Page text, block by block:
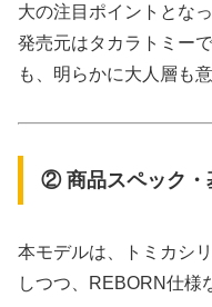
大の注目ポイントとなっ
発売元はタカラトミー
も、明らかに大人層も
② 商品スペック・
本モデルは、トミカシ
しつつ、REBORN仕様